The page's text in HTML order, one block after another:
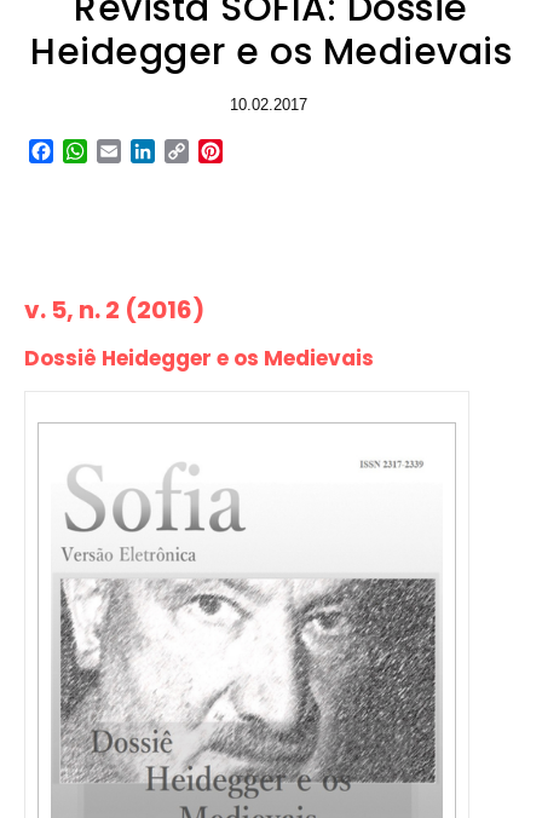
Heidegger e os Medievais
10.02.2017
Facebook
WhatsApp
EmailLinkedIn
Copy
v. 5, n. 2 (2016)
Dossiê Heidegger e os Medievais